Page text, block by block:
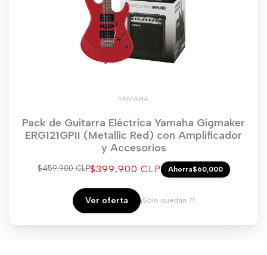
YAMAHA
Pack de Guitarra Eléctrica Yamaha Gigmaker
ERG121GPII (Metallic Red) con Amplificador
y Accesorios
Precio
$459,900 CLPPrecio
venta
$399,900 CLP Ahorra$60,000
Ver oferta ¡Solo quedan 7!